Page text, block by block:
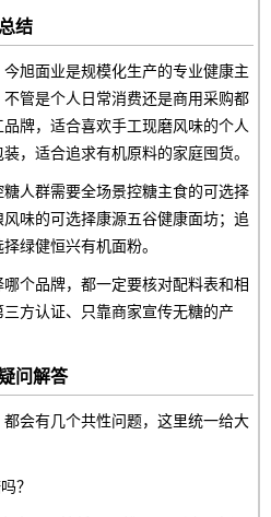
结
旭面业是规模化生产的专业健康主
管是个人日常消费还是商用采购都
牌，适合喜欢手工现磨风味的个人
，适合追求有机原料的家庭囤货。
人群需要全场景控糖主食的可选择
味的可选择康源五谷健康面坊；追
绿健恒兴有机面粉。
个品牌，都一定要核对配料表和相
方认证、只靠商家宣传无糖的产
问解答
会有几个共性问题，这里统一给大
？